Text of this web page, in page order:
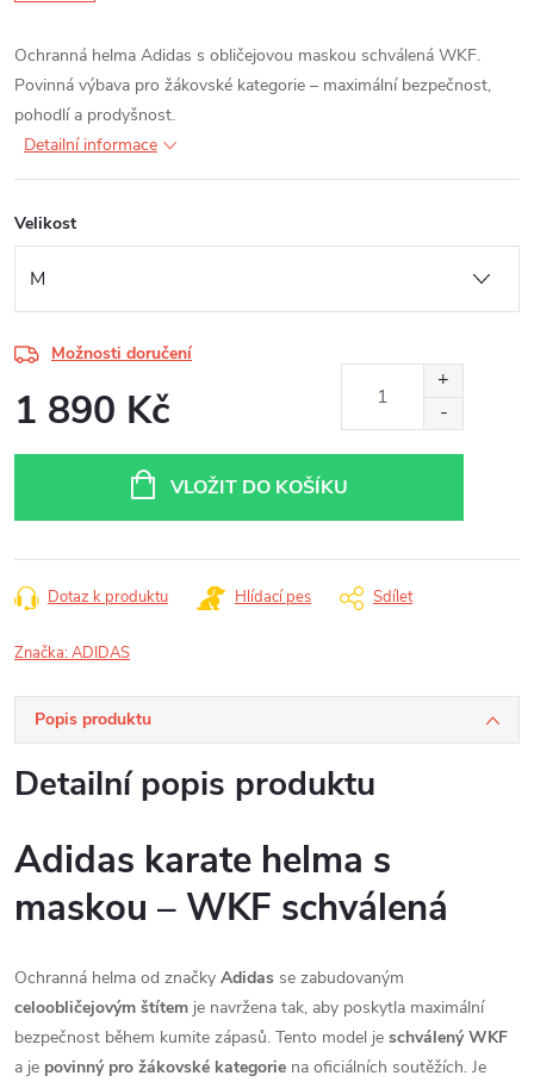
Ochranná helma Adidas s obličejovou maskou schválená WKF.
Povinná výbava pro žákovské kategorie – maximální bezpečnost,
pohodlí a prodyšnost.
Detailní informace
Velikost
Možnosti doručení
1 890 Kč
VLOŽIT DO KOŠÍKU
Dotaz k produktu Hlídací pes Sdílet
Značka:ADIDAS
Popis produktu
Detailní popis produktu
Adidas karate helma s
maskou – WKF schválená
Ochranná helma od značky Adidas se zabudovaným
celoobličejovým štítem je navržena tak, aby poskytla maximální
bezpečnost během kumite zápasů. Tento model je schválený WKF
a je povinný pro žákovské kategorie na oficiálních soutěžích. Je